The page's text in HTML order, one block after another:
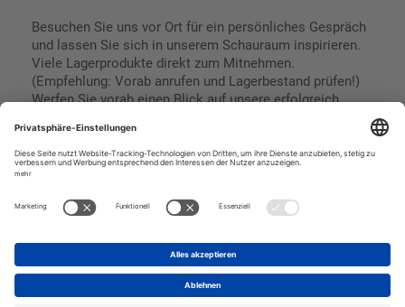
Besuchen Sie uns vor Ort für ein persönliches Gespräch
und lassen Sie sich in unserem Schauraum inspirieren.
Viele Lagerprodukte direkt zum Mitnehmen.
(Empfehlung: Vorab anrufen und Lagerbestand prüfen!)
Werfen Sie vorab einen Blick auf unsere erfolgreich
Impressum
Datenschutz
SEPA Lastschrift
Kreditkarte
Rechnungskauf